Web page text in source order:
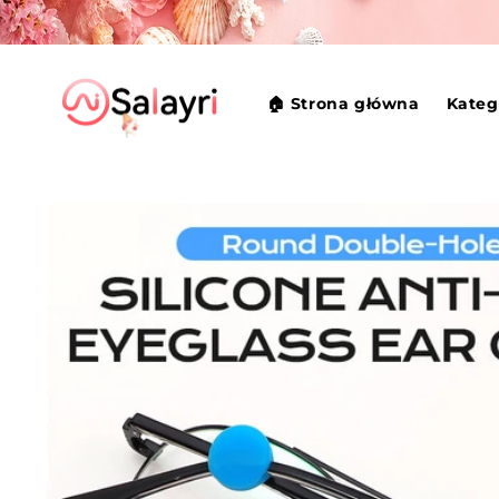
Przejdź
do
treści
🏠 Strona główna
produkcie